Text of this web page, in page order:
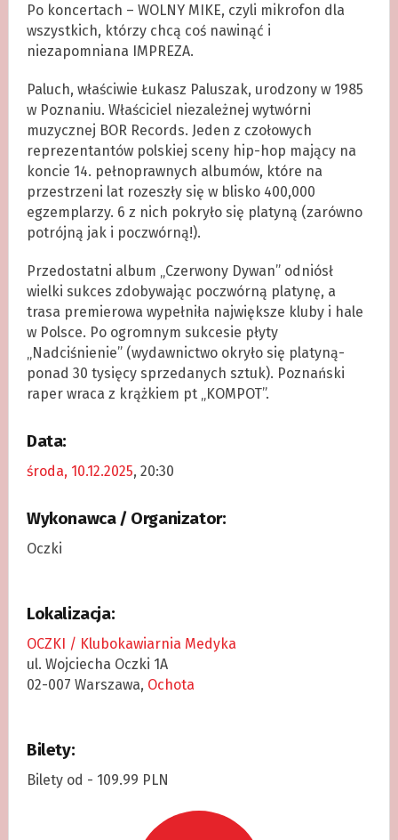
Po koncertach – WOLNY MIKE, czyli mikrofon dla
wszystkich, którzy chcą coś nawinąć i
niezapomniana IMPREZA.
Paluch, właściwie Łukasz Paluszak, urodzony w 1985
w Poznaniu. Właściciel niezależnej wytwórni
muzycznej BOR Records. Jeden z czołowych
reprezentantów polskiej sceny hip-hop mający na
koncie 14. pełnoprawnych albumów, które na
przestrzeni lat rozeszły się w blisko 400,000
egzemplarzy. 6 z nich pokryło się platyną (zarówno
potrójną jak i poczwórną!).
Przedostatni album „Czerwony Dywan” odniósł
wielki sukces zdobywając poczwórną platynę, a
trasa premierowa wypełniła największe kluby i hale
w Polsce. Po ogromnym sukcesie płyty
„Nadciśnienie” (wydawnictwo okryło się platyną-
ponad 30 tysięcy sprzedanych sztuk). Poznański
raper wraca z krążkiem pt „KOMPOT”.
Data:
środa, 10.12.2025, 20:30
Wykonawca / Organizator:
Oczki
Lokalizacja:
OCZKI / Klubokawiarnia Medyka
ul. Wojciecha Oczki 1A
02-007 Warszawa, Ochota
Bilety:
Bilety od - 109.99 PLN